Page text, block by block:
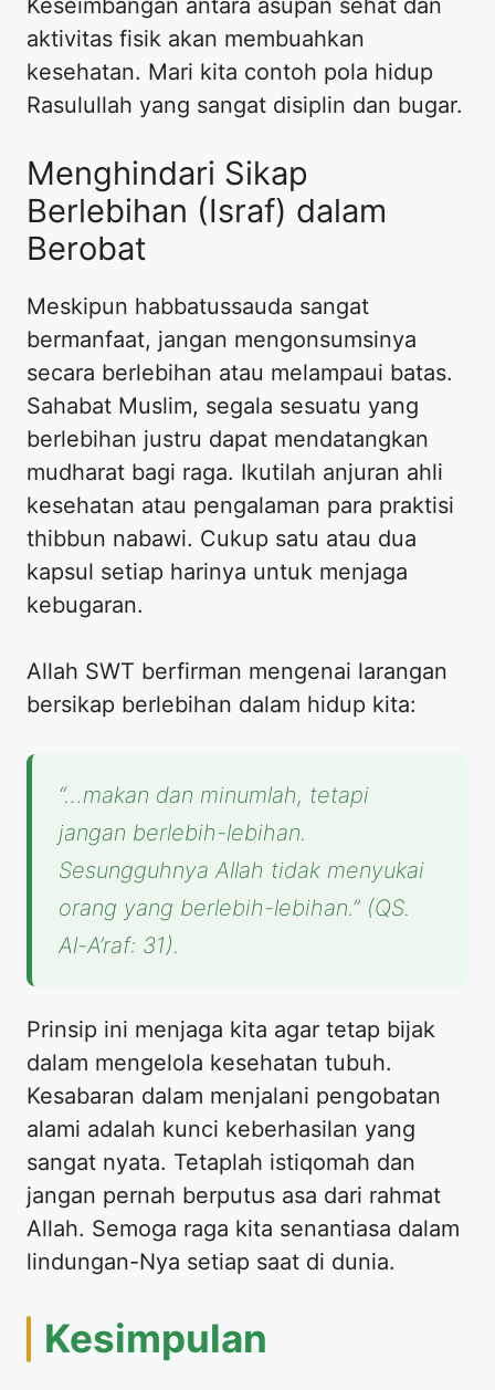
Keseimbangan antara asupan sehat dan
aktivitas fisik akan membuahkan
kesehatan. Mari kita contoh pola hidup
Rasulullah yang sangat disiplin dan bugar.
Menghindari Sikap
Berlebihan (Israf) dalam
Berobat
Meskipun habbatussauda sangat
bermanfaat, jangan mengonsumsinya
secara berlebihan atau melampaui batas.
Sahabat Muslim, segala sesuatu yang
berlebihan justru dapat mendatangkan
mudharat bagi raga. Ikutilah anjuran ahli
kesehatan atau pengalaman para praktisi
thibbun nabawi. Cukup satu atau dua
kapsul setiap harinya untuk menjaga
kebugaran.
Allah SWT berfirman mengenai larangan
bersikap berlebihan dalam hidup kita:
“…makan dan minumlah, tetapi
jangan berlebih-lebihan.
Sesungguhnya Allah tidak menyukai
orang yang berlebih-lebihan.” (QS.
Al-A’raf: 31).
Prinsip ini menjaga kita agar tetap bijak
dalam mengelola kesehatan tubuh.
Kesabaran dalam menjalani pengobatan
alami adalah kunci keberhasilan yang
sangat nyata. Tetaplah istiqomah dan
jangan pernah berputus asa dari rahmat
Allah. Semoga raga kita senantiasa dalam
lindungan-Nya setiap saat di dunia.
Kesimpulan